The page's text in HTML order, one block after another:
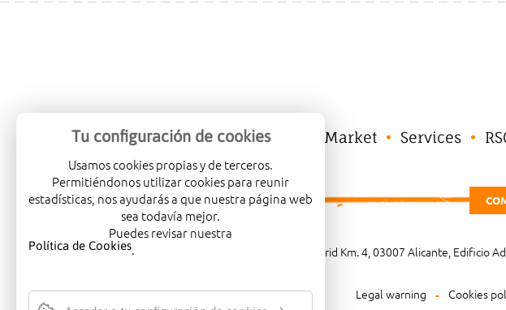
Mercalicante Company Market Services
Carretera de Madrid Km. 4, 03007 Alicante, Edificio
Legal warning Cookies
Tu configuración de cookies
Usamos cookies propias y de terceros.
Permitiéndonos utilizar cookies para reunir
estadísticas, nos ayudarás a que nuestra página web
sea todavía mejor.
Puedes revisar nuestra
Política de Cookies.